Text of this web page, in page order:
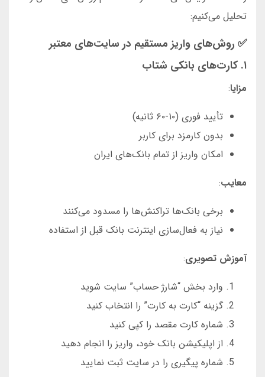
تحلیل می‌کنیم:
✅ روش‌های واریز مستقیم در سایت‌های معتبر
۱. کارت‌های بانکی شتاب
مزایا:
تأیید فوری (۱۰-۶۰ ثانیه)
بدون کارمزد برای کاربر
امکان واریز از تمام بانک‌های ایران
معایب:
برخی بانک‌ها تراکنش‌ها را مسدود می‌کنند
نیاز به فعال‌سازی اینترنت بانک قبل از استفاده
آموزش تصویری:
وارد بخش “شارژ حساب” سایت شوید
گزینه “کارت به کارت” را انتخاب کنید
شماره کارت مقصد را کپی کنید
از اپلیکیشن بانک خود، واریز را انجام دهید
شماره پیگیری را در سایت ثبت نمایید